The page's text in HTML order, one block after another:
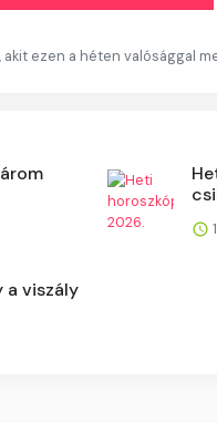
akit ezen a héten valósággal
a viszály